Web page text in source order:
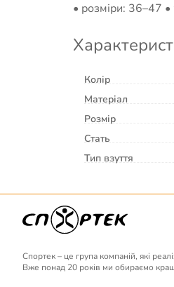
• розміри: 36–47 •
Колір
Матеріал
Розмір
Стать
Тип взуття
Спортек – це група компаній, які
Вже понад 20 років ми обираємо